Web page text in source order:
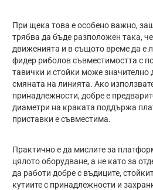
При щека това е особено важно,
трябва да бъде разположен така,
движенията и в същото време да е
фидер риболов съвместимостта с
тавички и стойки може значително
смяната на линията. Ако
принадлежности, добре е
диаметри на краката поддържа
приставки е съвместима.
Практично е да мислите за
цялото оборудване, а не като за
да работи добре с въдиците,
кутиите с принадлежности и